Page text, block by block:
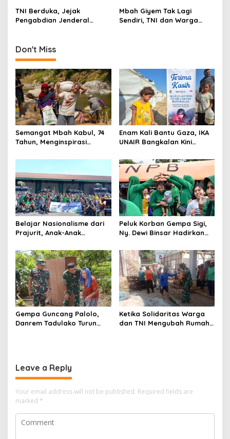
n
Terdampak
Baru
TNI Berduka, Jejak
Pengabdian Jenderal
Mbah Giyem Tak Lagi
Sendiri, TNI dan Warga
Don't Miss
Semangat Mbah Kabul, 74
Tahun, Menginspirasi
Jembatan Garuda
Enam Kali Bantu Gaza, IKA
UNAIR Bangkalan Kini
10.000 Pengungsi
Belajar Nasionalisme dari
Prajurit, Anak-Anak
512/QY
Peluk Korban Gempa Sigi,
Ny. Dewi Binsar Hadirkan
Healing untuk Anak-Anak
Gempa Guncang Palolo,
Danrem Tadulako Turun
Ketika Solidaritas Warga
dan TNI Mengubah Rumah
Leave a Reply
Your email address will not be published. Required fields are
marked *